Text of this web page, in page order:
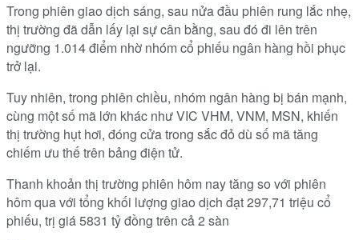
Trong phiên giao dịch sáng, sau nửa đầu phiên rung lắc nhẹ,
thị trường đã dẫn lấy lại sự cân bằng, sau đó đi lên trên
ngưỡng 1.014 điểm nhờ nhóm cổ phiếu ngân hàng hồi phục
trở lại.
Tuy nhiên, trong phiên chiều, nhóm ngân hàng bị bán mạnh,
cùng một số mã lớn khác như VIC VHM, VNM, MSN, khiến
thị trường hụt hơi, đóng cửa trong sắc đỏ dù số mã tăng
chiếm ưu thế trên bảng điện tử.
Thanh khoản thị trường phiên hôm nay tăng so với phiên
hôm qua với tổng khối lượng giao dịch đạt 297,71 triệu cổ
phiếu, trị giá 5831 tỷ đồng trên cả 2 sàn